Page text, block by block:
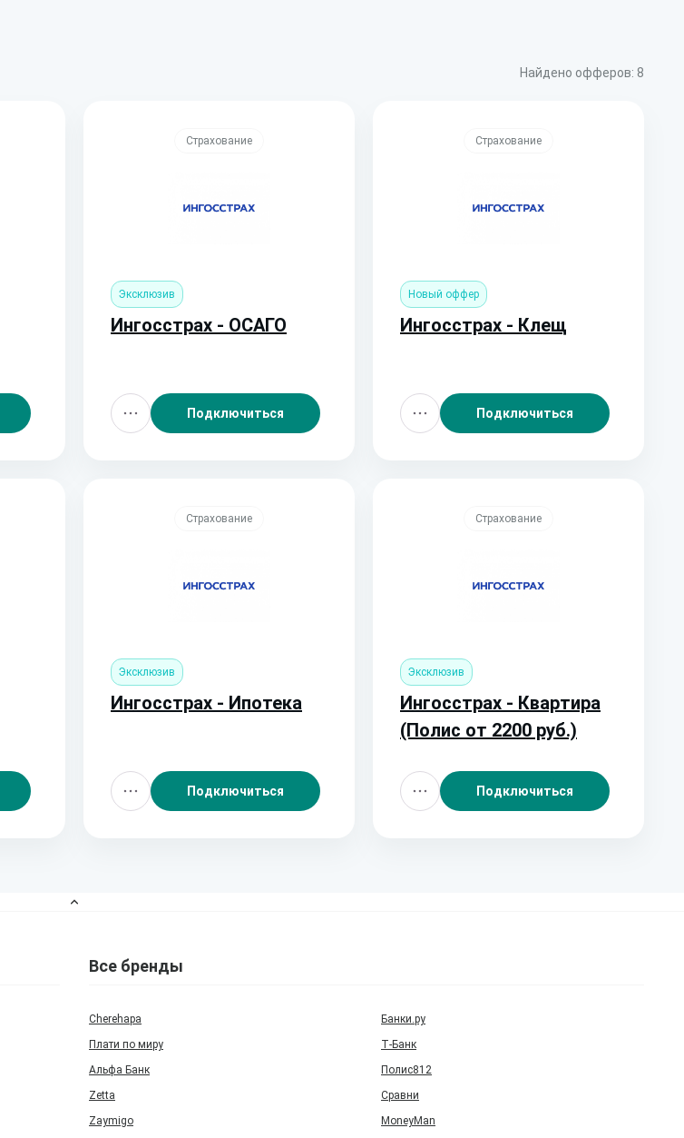
Найдено офферов: 8
Страхование
Эксклюзив
Ингосстрах - ОСАГО
Подключиться
Страхование
Новый оффер
Ингосстрах - Клещ
Подключиться
Страхование
Эксклюзив
Ингосстрах - Ипотека
Подключиться
Страхование
Эксклюзив
Ингосстрах - Квартира
(Полис от 2200 руб.)
Подключиться
Все бренды
Cherehapa
Банки.ру
Плати по миру
Т‑Банк
Альфа Банк
Полис812
Zetta
Сравни
Zaymigo
MoneyMan